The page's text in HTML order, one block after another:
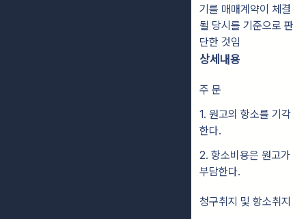
기를 매매계약이 체결
될 당시를 기준으로 판
단한 것임
상세내용
주 문
1. 원고의 항소를 기각
한다.
2. 항소비용은 원고가
부담한다.
청구취지 및 항소취지